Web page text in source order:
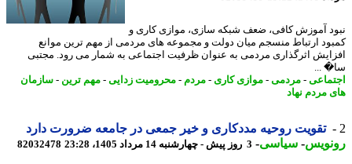
آموزش کافی، ضعف شبکه سازی، موازی کاری و
ارتباط منسجم میان دولت و مجموعه های مردمی از مهم ترین موانع
اثرگذاری مردمی به عنوان ظرفیت اجتماعی به شمار می رود. مجتبی
...
-مردمی -موازی کاری- مردم- محرومیت زدایی- مهم ترین- سازمان
مردم نهاد
تقویت روحیه مددکاری و خیر جمعی در جامعه ضرورت دارد
-سیاسی-3 روز پیش - چهارشنبه 14 مرداد 1405، 23:28 82032478